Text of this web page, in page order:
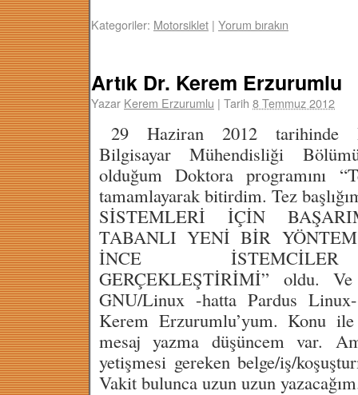
Kategoriler: Motorsiklet | Yorum bırakın
Artık Dr. Kerem Erzurumlu
Yazar Kerem Erzurumlu | Tarih 8 Temmuz 2012
29 Haziran 2012 tarihinde
Bilgisayar Mühendisliği
olduğum Doktora programını
tamamlayarak bitirdim. Tez
SİSTEMLERİ İÇİN
TABANLI YENİ BİR
İNCE
GERÇEKLEŞTİRİMİ” oldu.
GNU/Linux -hatta Pardus
Kerem Erzurumlu’yum. Konu
mesaj yazma düşüncem var.
yetişmesi gereken belge/iş/
Vakit bulunca uzun uzun